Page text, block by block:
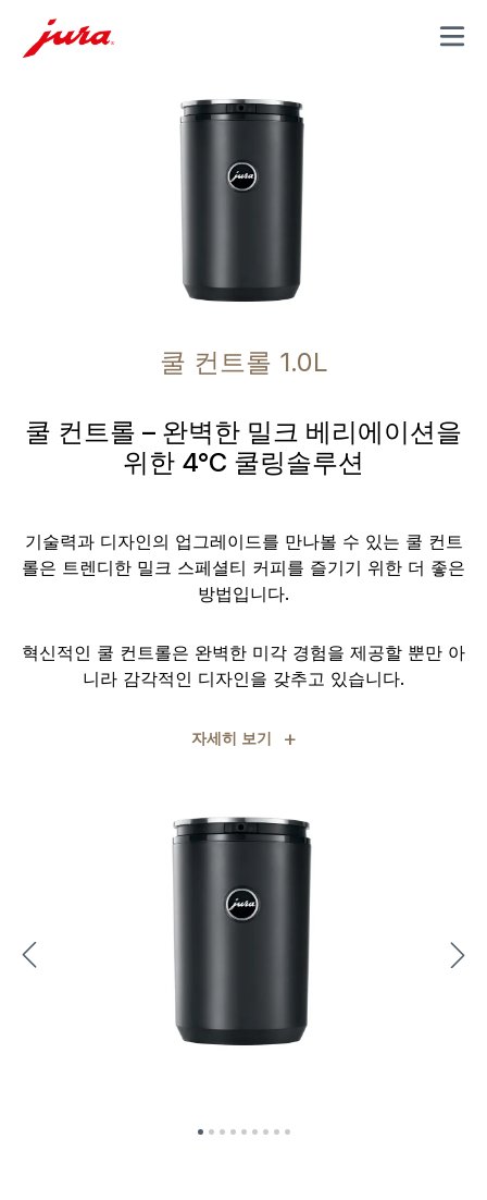
MENU
쿨 컨트롤 1.0L
쿨 컨트롤 – 완벽한 밀크 베리에이션을
위한 4°C 쿨링솔루션
기술력과 디자인의 업그레이드를 만나볼 수 있는 쿨 컨트
롤은 트렌디한 밀크 스페셜티 커피를 즐기기 위한 더 좋은
방법입니다.
혁신적인 쿨 컨트롤은 완벽한 미각 경험을 제공할 뿐만 아
니라 감각적인 디자인을 갖추고 있습니다.
자세히 보기 +